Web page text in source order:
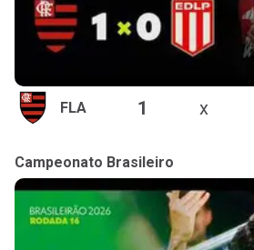
FLA 1 x
Campeonato Brasileiro